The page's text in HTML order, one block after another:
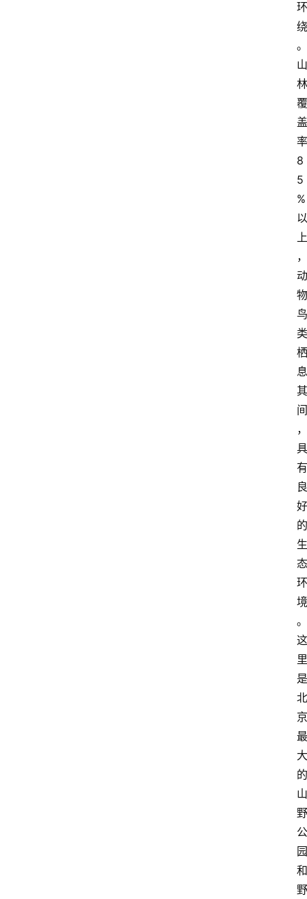
环
绕
。
山
林
覆
盖
率
8
5
%
以
上
，
动
物
鸟
类
栖
息
其
间
，
具
有
良
好
的
生
态
环
境
。
这
里
是
北
京
最
大
的
山
野
公
园
和
野